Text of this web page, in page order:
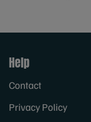
Help
Contact
Privacy Policy